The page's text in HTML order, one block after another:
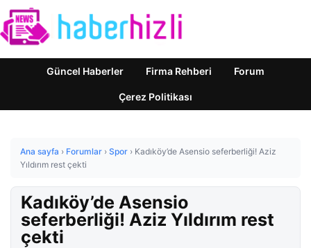
Güncel Haberler Firma Rehberi Forum
Çerez Politikası
Ana sayfa › Forumlar › Spor › Kadıköy’de Asensio seferberliği! Aziz
Yıldırım rest çekti
Kadıköy’de Asensio
seferberliği! Aziz Yıldırım rest
çekti